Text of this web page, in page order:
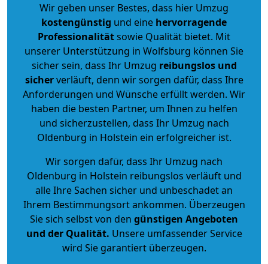
Wir geben unser Bestes, dass hier Umzug
kostengünstig und eine hervorragende
Professionalitätsowie Qualität bietet. Mit
unserer Unterstützung in Wolfsburg können Sie
sicher sein, dass Ihr Umzug reibungslos und
sicherverläuft, denn wir sorgen dafür, dass Ihre
Anforderungen und Wünsche erfüllt werden. Wir
haben die besten Partner, um Ihnen zu helfen
und sicherzustellen, dass Ihr Umzug nach
Oldenburg in Holstein ein erfolgreicher ist.
Wir sorgen dafür, dass Ihr Umzug nach
Oldenburg in Holstein reibungslos verläuft und
alle Ihre Sachen sicher und unbeschadet an
Ihrem Bestimmungsort ankommen. Überzeugen
Sie sich selbst von den günstigen Angeboten
und der Qualität. Unsere umfassender Service
wird Sie garantiert überzeugen.